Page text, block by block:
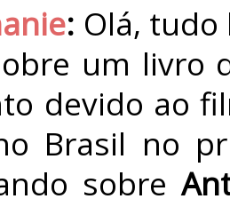
: Olá, tudo
um livro
devido ao
Brasil no
sobre